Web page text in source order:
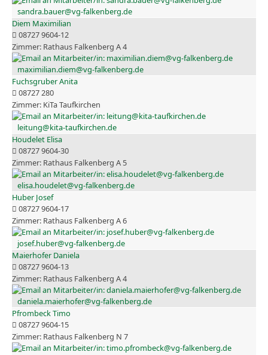
sandra.bauer@vg-falkenberg.de
Diem Maximilian
08727 9604-12
Rathaus Falkenberg A 4
maximilian.diem@vg-falkenberg.de
Fuchsgruber Anita
08727 280
KiTa Taufkirchen
leitung@kita-taufkirchen.de
Houdelet Elisa
08727 9604-30
Rathaus Falkenberg A 5
elisa.houdelet@vg-falkenberg.de
Huber Josef
08727 9604-17
Rathaus Falkenberg A 6
josef.huber@vg-falkenberg.de
Maierhofer Daniela
08727 9604-13
Rathaus Falkenberg A 4
daniela.maierhofer@vg-falkenberg.de
Pfrombeck Timo
08727 9604-15
Rathaus Falkenberg N 7